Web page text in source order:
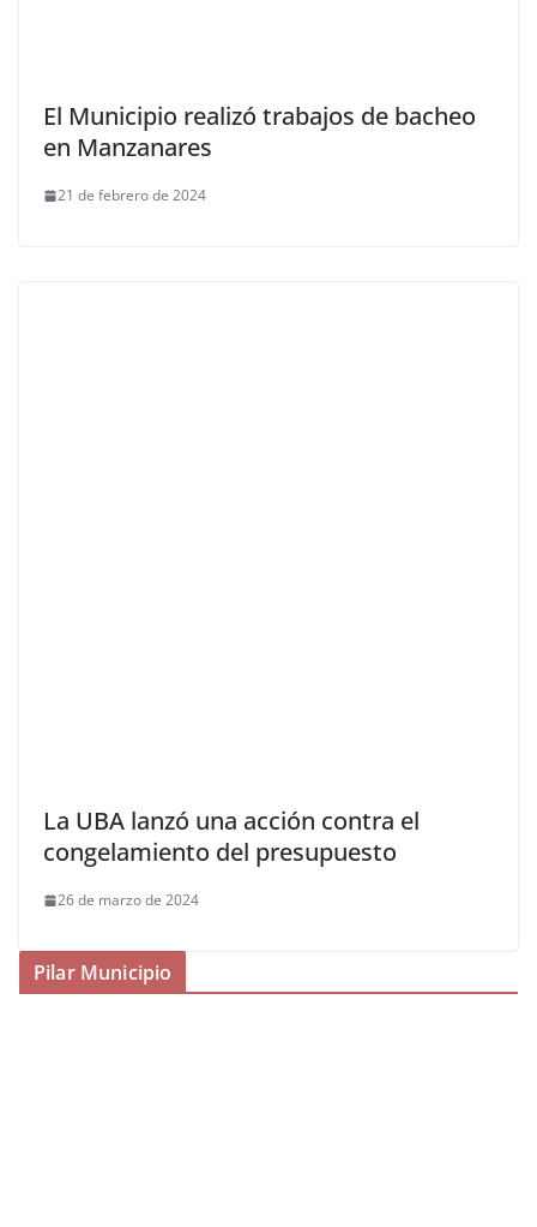
El Municipio realizó trabajos de bacheo
en Manzanares
21 de febrero de 2024
La UBA lanzó una acción contra el
congelamiento del presupuesto
26 de marzo de 2024
Pilar Municipio